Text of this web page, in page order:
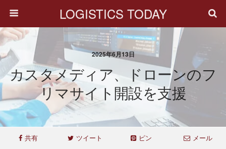
LOGISTICS TODAY
2025年6月13日
カスタメディア、ドローンのフ
リマサイト開設を支援
共有 ツイート ピン メール